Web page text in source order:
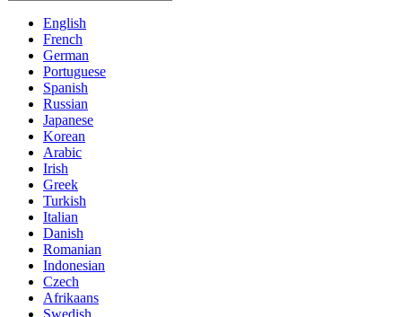
English
French
German
Portuguese
Spanish
Russian
Japanese
Korean
Arabic
Irish
Greek
Turkish
Italian
Danish
Romanian
Indonesian
Czech
Afrikaans
Swedish